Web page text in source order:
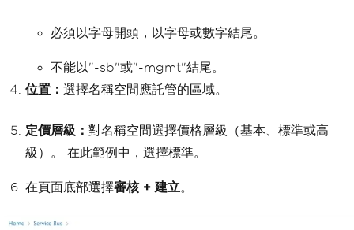
必須以字母開頭，以字母或數字結尾。
不能以"-sb"或"-mgmt"結尾。
位置： 選擇名稱空間應託管的區域。
定價層級： 對名稱空間選擇價格層級（基本、標準或高
級）。 在此範例中，選擇標準。
在頁面底部選擇審核 + 建立。